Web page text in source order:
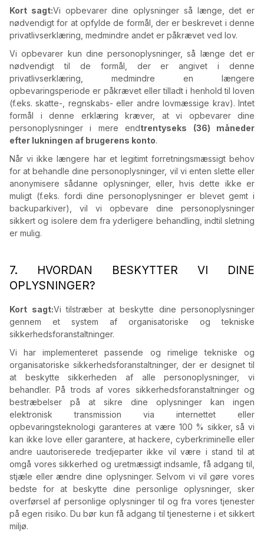
Kort sagt:Vi opbevarer dine oplysninger så længe, det er
nødvendigt for at opfylde de formål, der er beskrevet i denne
privatlivserklæring, medmindre andet er påkrævet ved lov.
Vi opbevarer kun dine personoplysninger, så længe det er
nødvendigt til de formål, der er angivet i denne
privatlivserklæring, medmindre en længere
opbevaringsperiode er påkrævet eller tilladt i henhold til loven
(f.eks. skatte-, regnskabs- eller andre lovmæssige krav). Intet
formål i denne erklæring kræver, at vi opbevarer dine
personoplysninger i mere endtrentyseks (36) måneder
efter lukningen af brugerens konto.
Når vi ikke længere har et legitimt forretningsmæssigt behov
for at behandle dine personoplysninger, vil vi enten slette eller
anonymisere sådanne oplysninger, eller, hvis dette ikke er
muligt (f.eks. fordi dine personoplysninger er blevet gemt i
backuparkiver), vil vi opbevare dine personoplysninger
sikkert og isolere dem fra yderligere behandling, indtil sletning
er mulig.
7. HVORDAN BESKYTTER VI DINE
OPLYSNINGER?
Kort sagt:Vi tilstræber at beskytte dine personoplysninger
gennem et system af organisatoriske og tekniske
sikkerhedsforanstaltninger.
Vi har implementeret passende og rimelige tekniske og
organisatoriske sikkerhedsforanstaltninger, der er designet til
at beskytte sikkerheden af alle personoplysninger, vi
behandler. På trods af vores sikkerhedsforanstaltninger og
bestræbelser på at sikre dine oplysninger kan ingen
elektronisk transmission via internettet eller
opbevaringsteknologi garanteres at være 100 % sikker, så vi
kan ikke love eller garantere, at hackere, cyberkriminelle eller
andre uautoriserede tredjeparter ikke vil være i stand til at
omgå vores sikkerhed og uretmæssigt indsamle, få adgang til,
stjæle eller ændre dine oplysninger. Selvom vi vil gøre vores
bedste for at beskytte dine personlige oplysninger, sker
overførsel af personlige oplysninger til og fra vores tjenester
på egen risiko. Du bør kun få adgang til tjenesterne i et sikkert
miljø.